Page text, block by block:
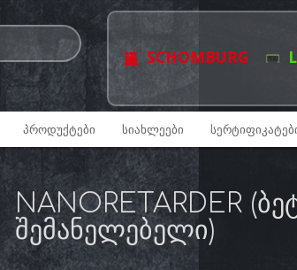
SCHOMBURG
ᲞᲠᲝᲓᲣᲥᲢᲔᲑᲘ ᲡᲘᲐᲮᲚᲔᲔᲑᲘ
NANORETARDER
ᲨᲔᲛᲐᲜᲔᲚᲔᲑᲔᲚᲘ)